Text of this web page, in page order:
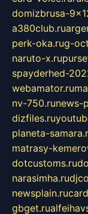
domizbrusa-
a380club.ru
perk-oka.rug-
naruto-x.ru
spayderhed-
webamator.ru
nv-750.runews-
dizfiles.ru
planeta-
matrasy-
dotcustoms.ru
narasimha.ru
newsplain.ru
gbget.ru